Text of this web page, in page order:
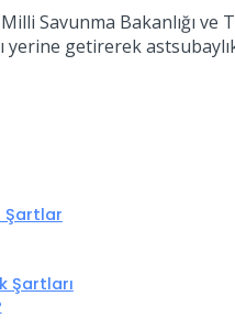
Milli Savunma Bakanlığı
yerine getirerek
Şartlar
Şartları